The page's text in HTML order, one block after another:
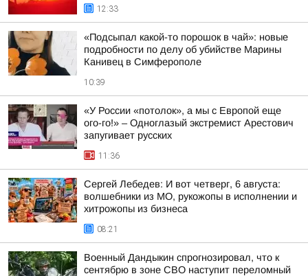
12:33
«Подсыпал какой-то порошок в чай»: новые
подробности по делу об убийстве Марины
Канивец в Симферополе
10:39
«У России «потолок», а мы с Европой еще
ого-го!» – Одноглазый экстремист Арестович
запугивает русских
11:36
Сергей Лебедев: И вот четверг, 6 августа:
волшебники из МО, рукожопы в исполнении и
хитрожопы из бизнеса
08:21
Военный Дандыкин спрогнозировал, что к
сентябрю в зоне СВО наступит переломный